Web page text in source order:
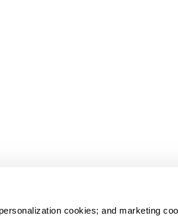
cookies; and marketing